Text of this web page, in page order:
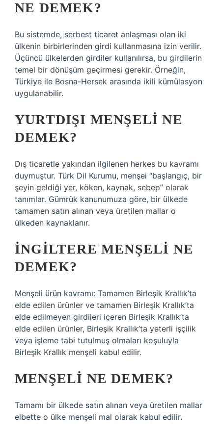
NE DEMEK?
Bu sistemde, serbest ticaret anlaşması olan iki
ülkenin birbirlerinden girdi kullanmasına izin verilir.
Üçüncü ülkelerden girdiler kullanılırsa, bu girdilerin
temel bir dönüşüm geçirmesi gerekir. Örneğin,
Türkiye ile Bosna-Hersek arasında ikili kümülasyon
uygulanabilir.
YURTDIŞI MENŞELI NE
DEMEK?
Dış ticaretle yakından ilgilenen herkes bu kavramı
duymuştur. Türk Dil Kurumu, menşei “başlangıç, bir
şeyin geldiği yer, köken, kaynak, sebep” olarak
tanımlar. Gümrük kanunumuza göre, bir ülkede
tamamen satın alınan veya üretilen mallar o
ülkeden kaynaklanır.
İNGILTERE MENŞELI NE
DEMEK?
Menşeli ürün kavramı: Tamamen Birleşik Krallık’ta
elde edilen ürünler ve tamamen Birleşik Krallık’ta
elde edilmeyen girdileri içeren Birleşik Krallık’ta
elde edilen ürünler, Birleşik Krallık’ta yeterli işçilik
veya işleme tabi tutulmuş olmaları koşuluyla
Birleşik Krallık menşeli kabul edilir.
MENŞELI NE DEMEK?
Tamamı bir ülkede satın alınan veya üretilen mallar
elbette o ülke menşeli mal olarak kabul edilir.